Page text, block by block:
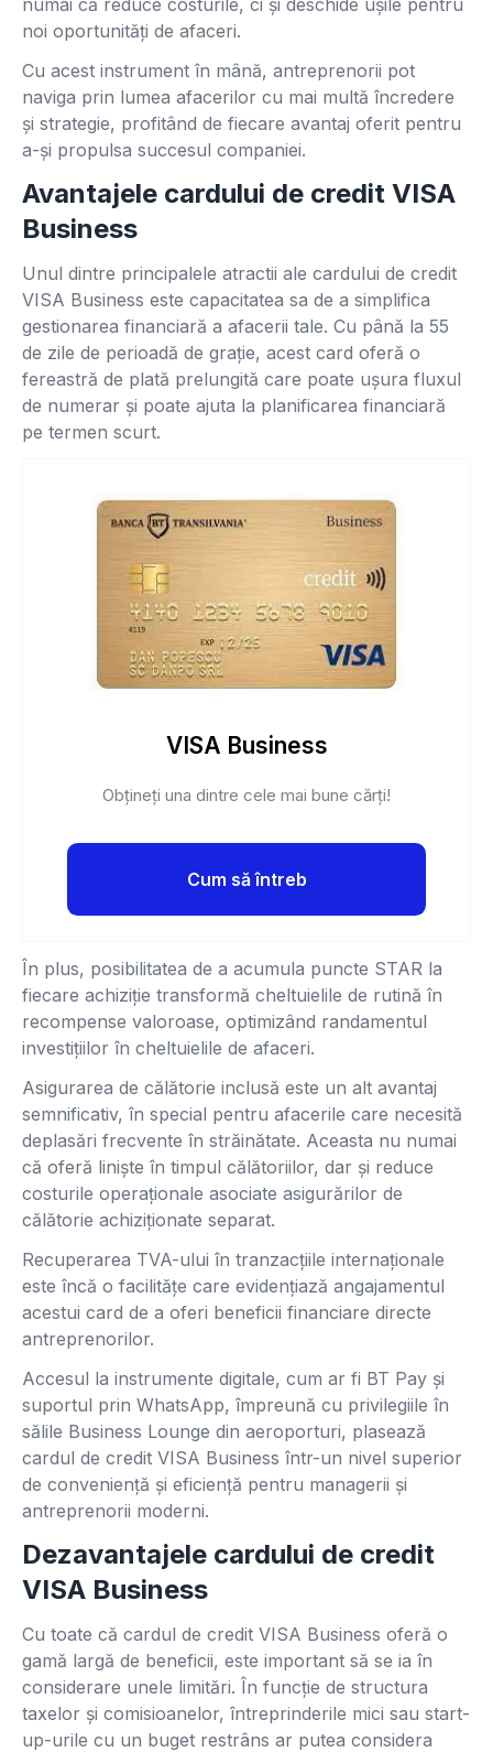
noi oportunități de afaceri.
Cu acest instrument în mână, antreprenorii pot
naviga prin lumea afacerilor cu mai multă încredere
și strategie, profitând de fiecare avantaj oferit pentru
a-și propulsa succesul companiei.
Avantajele cardului de credit VISA
Business
Unul dintre principalele atractii ale cardului de credit
VISA Business este capacitatea sa de a simplifica
gestionarea financiară a afacerii tale. Cu până la 55
de zile de perioadă de grație, acest card oferă o
fereastră de plată prelungită care poate ușura fluxul
de numerar și poate ajuta la planificarea financiară
pe termen scurt.
VISA Business
Obțineți una dintre cele mai bune cărți!
Cum să întreb
În plus, posibilitatea de a acumula puncte STAR la
fiecare achiziție transformă cheltuielile de rutină în
recompense valoroase, optimizând randamentul
investițiilor în cheltuielile de afaceri.
Asigurarea de călătorie inclusă este un alt avantaj
semnificativ, în special pentru afacerile care necesită
deplasări frecvente în străinătate. Aceasta nu numai
că oferă liniște în timpul călătoriilor, dar și reduce
costurile operaționale asociate asigurărilor de
călătorie achiziționate separat.
Recuperarea TVA-ului în tranzacțiile internaționale
este încă o facilitățe care evidențiază angajamentul
acestui card de a oferi beneficii financiare directe
antreprenorilor.
Accesul la instrumente digitale, cum ar fi BT Pay și
suportul prin WhatsApp, împreună cu privilegiile în
sălile Business Lounge din aeroporturi, plasează
cardul de credit VISA Business într-un nivel superior
de conveniență și eficiență pentru managerii și
antreprenorii moderni.
Dezavantajele cardului de credit
VISA Business
Cu toate că cardul de credit VISA Business oferă o
gamă largă de beneficii, este important să se ia în
considerare unele limitări. În funcție de structura
taxelor și comisioanelor, întreprinderile mici sau start-
up-urile cu un buget restrâns ar putea considera